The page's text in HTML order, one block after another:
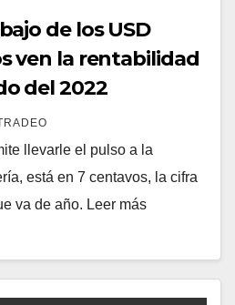
de los USD
ven la rentabilidad
del 2022
llevarle el pulso a la
está en 7 centavos, la cifra
va de año. Leer más